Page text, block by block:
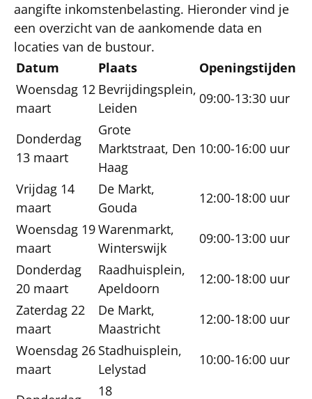
aangifte inkomstenbelasting. Hieronder vind je
een overzicht van de aankomende data en
locaties van de bustour.
Datum
Plaats
Openingstijden
Woensdag 12
maart
Bevrijdingsplein,
Leiden
09:00-13:30 uur
Donderdag
13 maart
Grote
Marktstraat, Den
Haag
10:00-16:00 uur
Vrijdag 14
maart
De Markt,
Gouda
12:00-18:00 uur
Woensdag 19
maart
Warenmarkt,
Winterswijk
09:00-13:00 uur
Donderdag
20 maart
Raadhuisplein,
Apeldoorn
12:00-18:00 uur
Zaterdag 22
maart
De Markt,
Maastricht
12:00-18:00 uur
Woensdag 26
maart
Stadhuisplein,
Lelystad
10:00-16:00 uur
18